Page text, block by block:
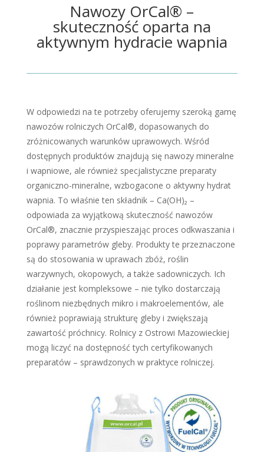
Nawozy OrCal® –
skuteczność oparta na
aktywnym hydracie wapnia
W odpowiedzi na te potrzeby oferujemy szeroką gamę
nawozów rolniczych OrCal®, dopasowanych do
zróżnicowanych warunków uprawowych. Wśród
dostępnych produktów znajdują się nawozy mineralne
i wapniowe, ale również specjalistyczne preparaty
organiczno-mineralne, wzbogacone o aktywny hydrat
wapnia. To właśnie ten składnik – Ca(OH)₂ –
odpowiada za wyjątkową skuteczność nawozów
OrCal®, znacznie przyspieszając proces odkwaszania i
poprawy parametrów gleby. Produkty te przeznaczone
są do stosowania w uprawach zbóż, roślin
warzywnych, okopowych, a także sadowniczych. Ich
działanie jest kompleksowe – nie tylko dostarczają
roślinom niezbędnych mikro i makroelementów, ale
również poprawiają strukturę gleby i zwiększają
zawartość próchnicy. Rolnicy z Ostrowi Mazowieckiej
mogą liczyć na dostępność tych certyfikowanych
preparatów – sprawdzonych w praktyce rolniczej.